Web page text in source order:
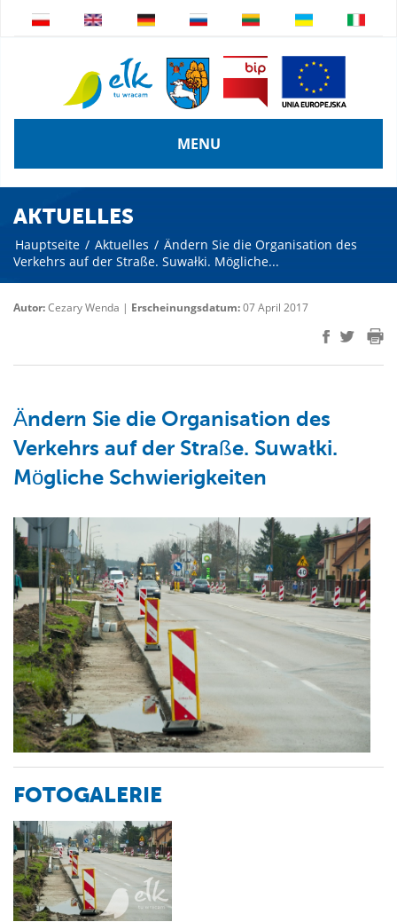
MENU
AKTUELLES
Hauptseite / Aktuelles / Ändern Sie die Organisation des
Verkehrs auf der Straße. Suwałki. Mögliche...
Autor:Cezary Wenda | Erscheinungsdatum:07 April 2017
Ändern Sie die Organisation des
Verkehrs auf der Straße. Suwałki.
Mögliche Schwierigkeiten
FOTOGALERIE